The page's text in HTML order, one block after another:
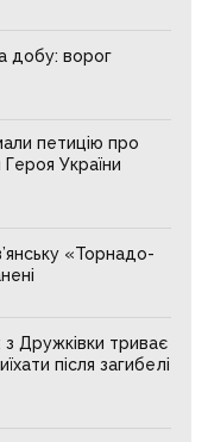
добу: ворог
петицію про
України
«Торнадо-
з Дружківки триває
після загибелі